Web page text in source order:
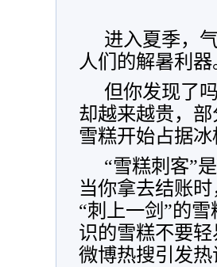
进入夏季，
人们的解暑利器
但你发现了
却越来越贵，
雪糕开始占据
“雪糕刺客”
当你拿去结账
“刺上一剑”的
识的雪糕不要
微博热搜引发